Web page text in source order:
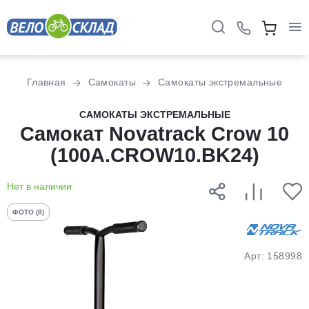
Главная Самокаты Самокаты экстремальные
САМОКАТЫ ЭКСТРЕМАЛЬНЫЕ
Самокат Novatrack Crow 10
(100A.CROW10.BK24)
Нет в наличии
ФОТО (8)
Арт: 158998
Разбейте
оплатуна части
без переплат
График платежей